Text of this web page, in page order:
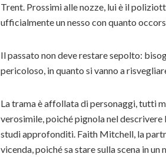
Trent. Prossimi alle nozze, lui è il
ufficialmente un nesso con quanto
Il passato non deve restare sepolto:
pericoloso, in quanto si vanno a
La trama è affollata di personaggi, tutti
verosimile, poiché pignola nel
studi approfonditi. Faith Mitchell, la
vicenda, poiché sa stare sulla scena in